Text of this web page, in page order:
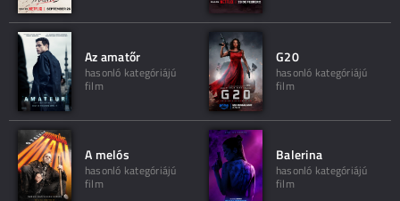
Az amatőr
hasonló kategóriájú
film
G20
hasonló kategóriájú
film
A melós
hasonló kategóriájú
film
Balerina
hasonló kategóriájú
film